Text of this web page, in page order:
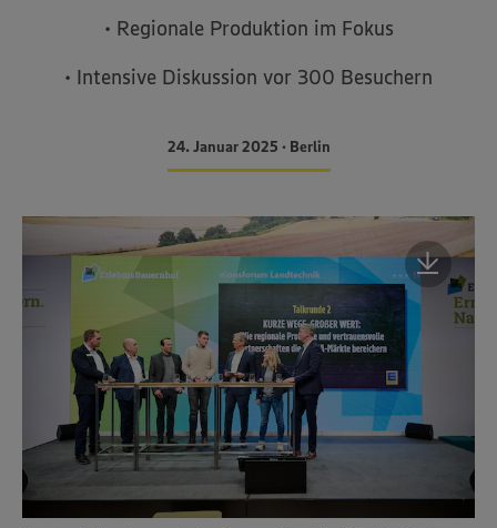
• Regionale Produktion im Fokus
• Intensive Diskussion vor 300 Besuchern
24. Januar 2025 • Berlin